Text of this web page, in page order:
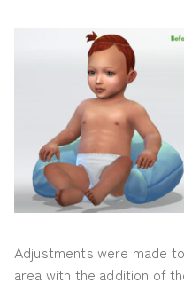
Adjustments were made
area with the addition of